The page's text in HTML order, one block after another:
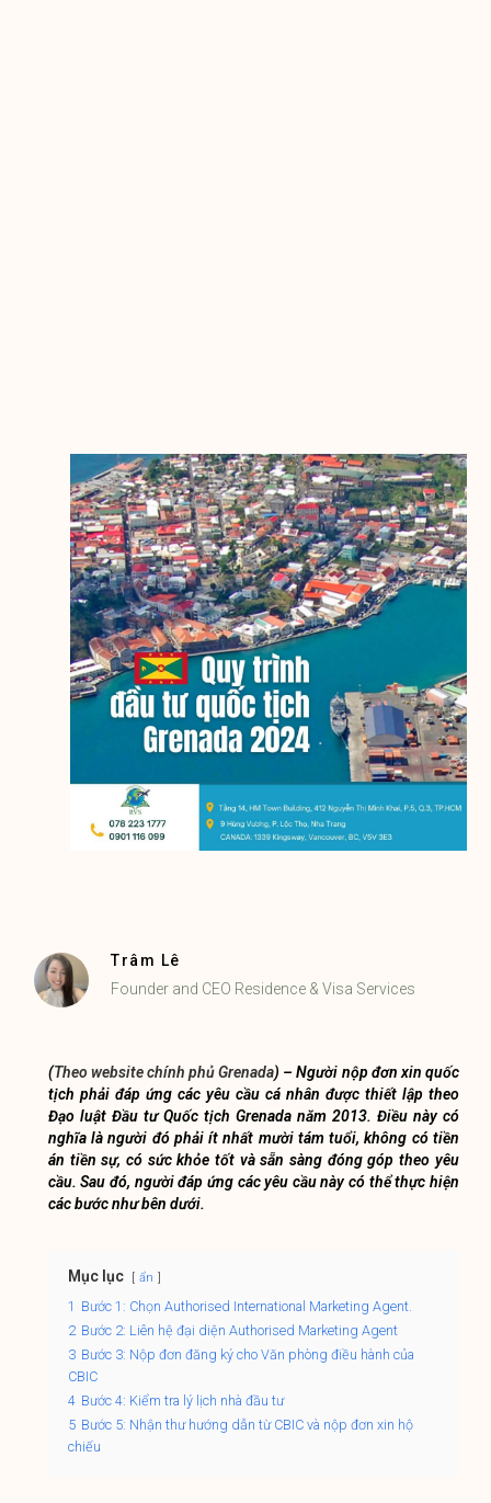
Trâm Lê
Founder and CEO Residence & Visa Services
(Theo website chính phủ Grenada) – Người nộp đơn xin quốc
tịch phải đáp ứng các yêu cầu cá nhân được thiết lập theo
Đạo luật Đầu tư Quốc tịch Grenada năm 2013. Điều này có
nghĩa là người đó phải ít nhất mười tám tuổi, không có tiền
án tiền sự, có sức khỏe tốt và sẵn sàng đóng góp theo yêu
cầu. Sau đó, người đáp ứng các yêu cầu này có thể thực hiện
các bước như bên dưới.
Mục lục ẩn
1 Bước 1: Chọn Authorised International Marketing Agent.
2 Bước 2: Liên hệ đại diện Authorised Marketing Agent
3 Bước 3: Nộp đơn đăng ký cho Văn phòng điều hành của
CBIC
4 Bước 4: Kiểm tra lý lịch nhà đầu tư
5 Bước 5: Nhận thư hướng dẫn từ CBIC và nộp đơn xin hộ
chiếu